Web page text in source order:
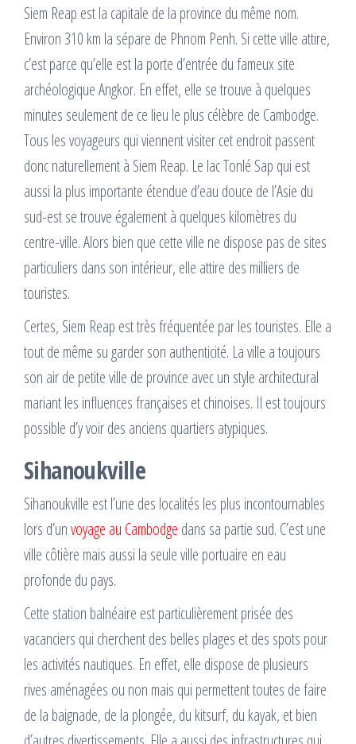
Siem Reap est la capitale de la province du même nom.
Environ 310 km la sépare de Phnom Penh. Si cette ville attire,
c’est parce qu’elle est la porte d’entrée du fameux site
archéologique Angkor. En effet, elle se trouve à quelques
minutes seulement de ce lieu le plus célèbre de Cambodge.
Tous les voyageurs qui viennent visiter cet endroit passent
donc naturellement à Siem Reap. Le lac Tonlé Sap qui est
aussi la plus importante étendue d’eau douce de l’Asie du
sud-est se trouve également à quelques kilomètres du
centre-ville. Alors bien que cette ville ne dispose pas de sites
particuliers dans son intérieur, elle attire des milliers de
touristes.
Certes, Siem Reap est très fréquentée par les touristes. Elle a
tout de même su garder son authenticité. La ville a toujours
son air de petite ville de province avec un style architectural
mariant les influences françaises et chinoises. Il est toujours
possible d’y voir des anciens quartiers atypiques.
Sihanoukville
Sihanoukville est l’une des localités les plus incontournables
lors d’unvoyage au Cambodge dans sa partie sud. C’est une
ville côtière mais aussi la seule ville portuaire en eau
profonde du pays.
Cette station balnéaire est particulièrement prisée des
vacanciers qui cherchent des belles plages et des spots pour
les activités nautiques. En effet, elle dispose de plusieurs
rives aménagées ou non mais qui permettent toutes de faire
de la baignade, de la plongée, du kitsurf, du kayak, et bien